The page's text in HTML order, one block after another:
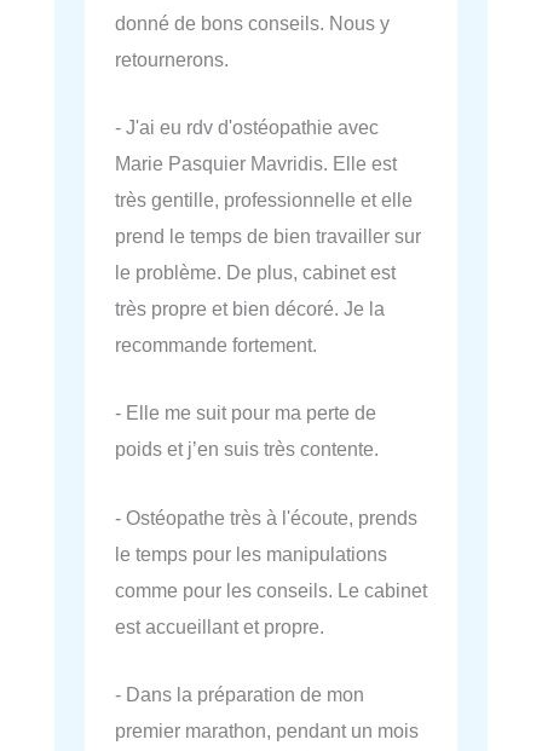
donné de bons conseils. Nous y
retournerons.
- J'ai eu rdv d'ostéopathie avec
Marie Pasquier Mavridis. Elle est
très gentille, professionnelle et elle
prend le temps de bien travailler sur
le problème. De plus, cabinet est
très propre et bien décoré. Je la
recommande fortement.
- Elle me suit pour ma perte de
poids et j’en suis très contente.
- Ostéopathe très à l'écoute, prends
le temps pour les manipulations
comme pour les conseils. Le cabinet
est accueillant et propre.
- Dans la préparation de mon
premier marathon, pendant un mois